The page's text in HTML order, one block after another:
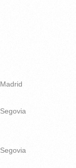
Madrid
Segovia
Segovia